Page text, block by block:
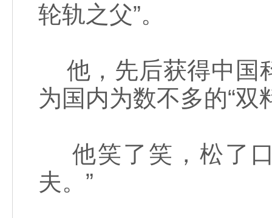
轮轨之父”。
他，先后获得中国
为国内为数不多的“双
他笑了笑，松了口
夫。”